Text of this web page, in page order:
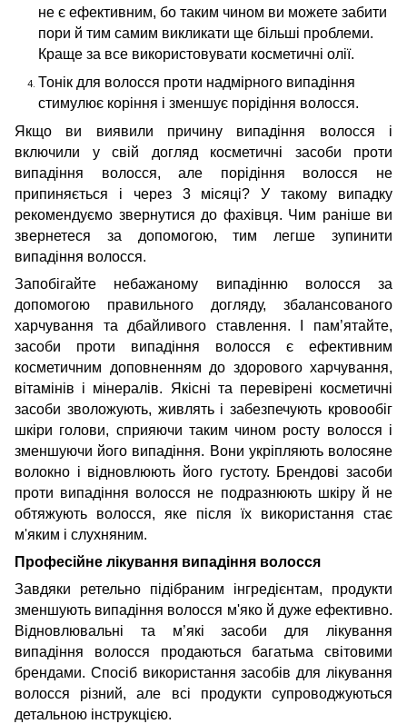
не є ефективним, бо таким чином ви можете забити
пори й тим самим викликати ще більші проблеми.
Краще за все використовувати косметичні олії.
Тонік для волосся проти надмірного випадіння
стимулює коріння і зменшує порідіння волосся.
Якщо ви виявили причину випадіння волосся і
включили у свій догляд косметичні засоби проти
випадіння волосся, але порідіння волосся не
припиняється і через 3 місяці? У такому випадку
рекомендуємо звернутися до фахівця. Чим раніше ви
звернетеся за допомогою, тим легше зупинити
випадіння волосся.
Запобігайте небажаному випадінню волосся за
допомогою правильного догляду, збалансованого
харчування та дбайливого ставлення. І пам’ятайте,
засоби проти випадіння волосся є ефективним
косметичним доповненням до здорового харчування,
вітамінів і мінералів. Якісні та перевірені косметичні
засоби зволожують, живлять і забезпечують кровообіг
шкіри голови, сприяючи таким чином росту волосся і
зменшуючи його випадіння. Вони укріпляють волосяне
волокно і відновлюють його густоту. Брендові засоби
проти випадіння волосся не подразнюють шкіру й не
обтяжують волосся, яке після їх використання стає
м'яким і слухняним.
Професійне лікування випадіння волосся
Завдяки ретельно підібраним інгредієнтам, продукти
зменшують випадіння волосся м'яко й дуже ефективно.
Відновлювальні та м’які засоби для лікування
випадіння волосся продаються багатьма світовими
брендами. Спосіб використання засобів для лікування
волосся різний, але всі продукти супроводжуються
детальною інструкцією.